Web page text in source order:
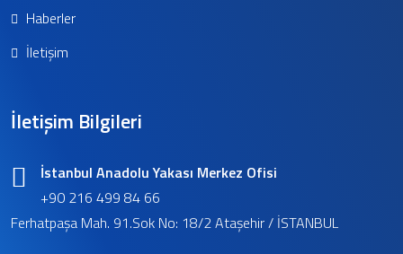
Haberler
İletişim
İletişim Bilgileri
İstanbul Anadolu Yakası Merkez Ofisi
+90 216 499 84 66
Ferhatpaşa Mah. 91.Sok No: 18/2 Ataşehir / İSTANBUL